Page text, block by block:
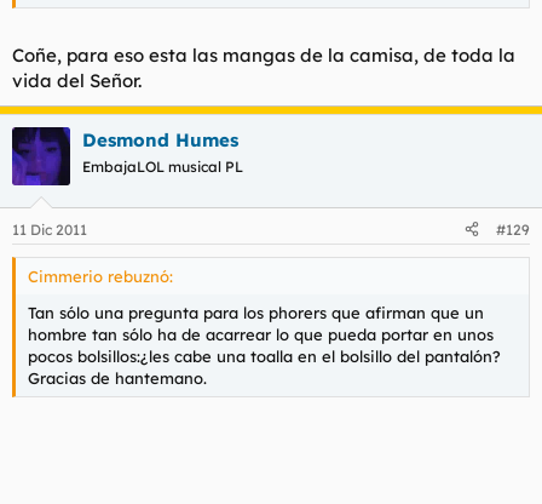
Coñe, para eso esta las mangas de la camisa, de toda la
vida del Señor.
Desmond Humes
EmbajaLOL musical PL
11 Dic 2011 #129
Cimmerio rebuznó:
Tan sólo una pregunta para los phorers que afirman que un
hombre tan sólo ha de acarrear lo que pueda portar en unos
pocos bolsillos:¿les cabe una toalla en el bolsillo del pantalón?
Gracias de hantemano.